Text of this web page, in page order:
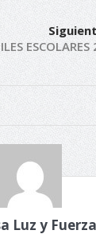
Luz y Fuerza